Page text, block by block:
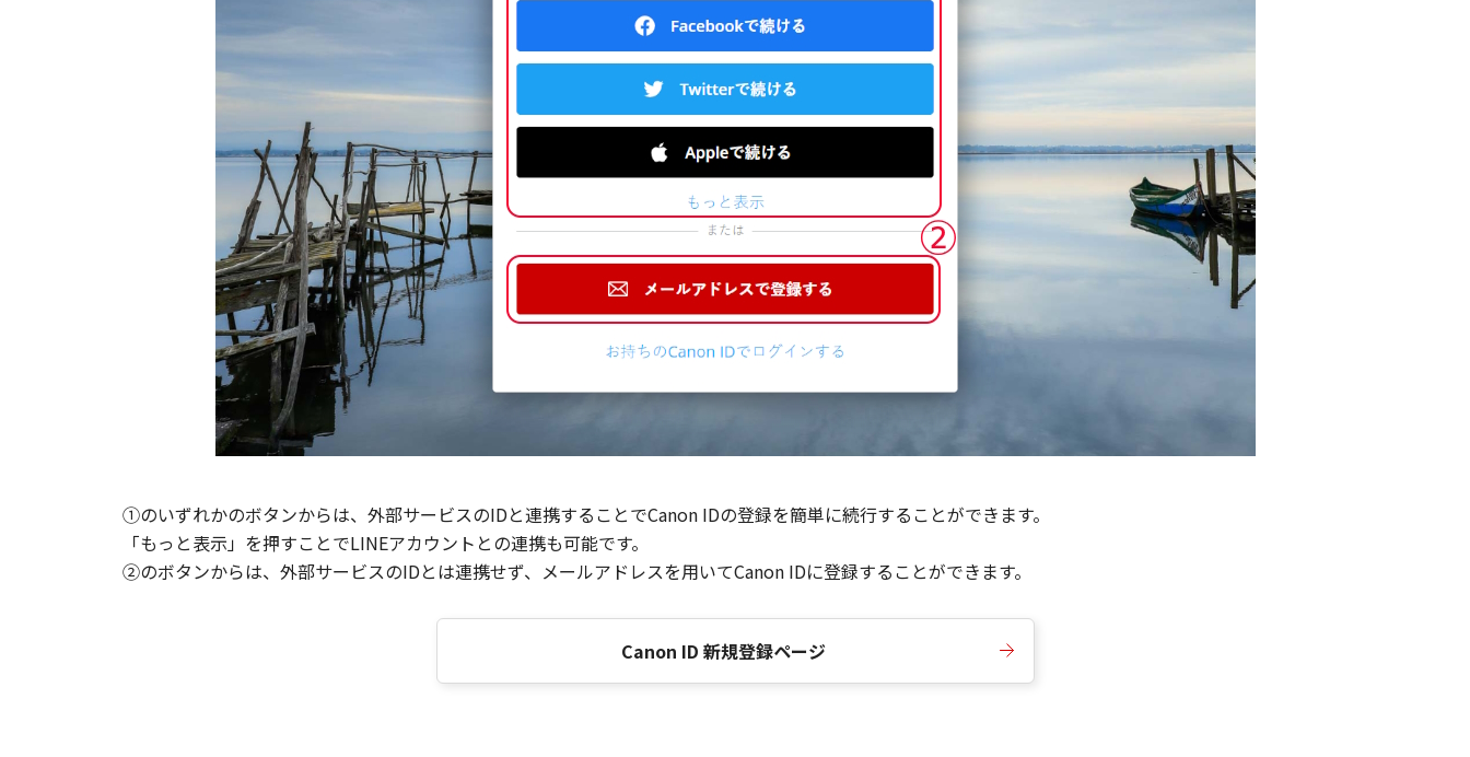
①のいずれかのボタンからは、外部サービスのIDと連携することでCanon IDの登録を簡単に続行することができます。
「もっと表示」を押すことでLINEアカウントとの連携も可能です。
②のボタンからは、外部サービスのIDとは連携せず、メールアドレスを用いてCanon IDに登録することができます。
Canon ID 新規登録ページ